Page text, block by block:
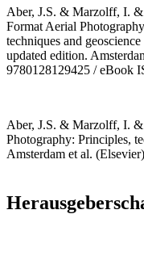
Aber, J.S. & Marzolff, I.
Format Aerial
techniques and
updated edition.
9780128129425 / eBook
Aber, J.S. & Marzolff, I.
Photography: Principles,
Amsterdam et al.